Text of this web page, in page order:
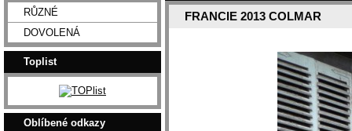
FRANCIE 2013 COLMAR
RŮZNÉ
DOVOLENÁ
Toplist
Oblíbené odkazy